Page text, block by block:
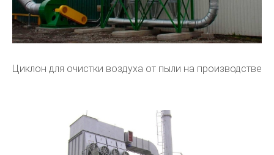
Циклон для очистки воздуха от пыли на производстве